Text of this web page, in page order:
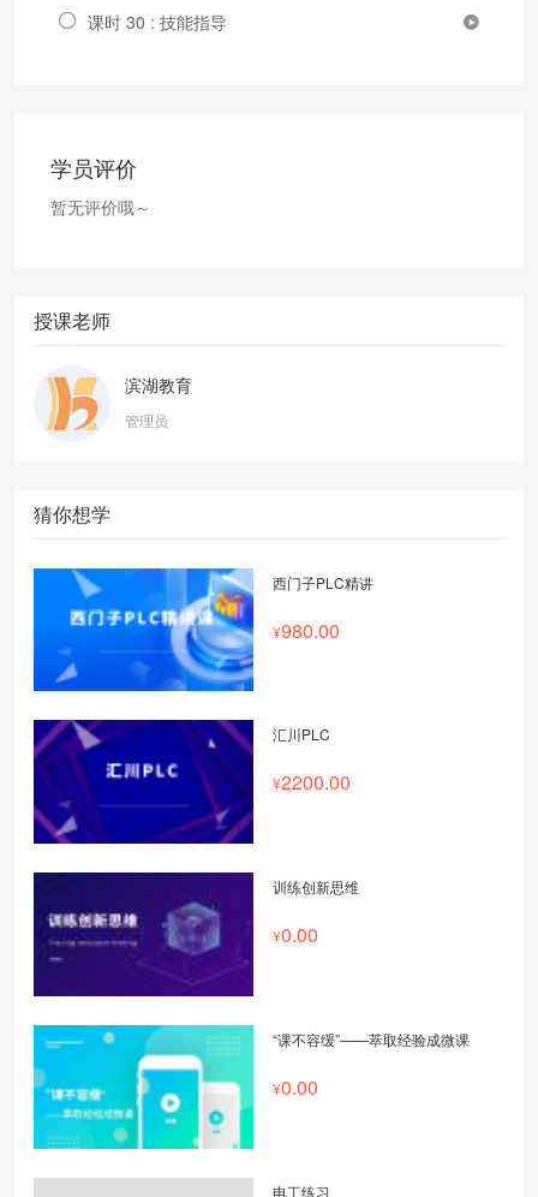
课时 30 : 技能指导
学员评价
暂无评价哦～
授课老师
滨湖教育
管理员
猜你想学
西门子PLC精讲
980.00
汇川PLC
2200.00
训练创新思维
0.00
“课不容缓”——萃取经验成微课
0.00
电工练习